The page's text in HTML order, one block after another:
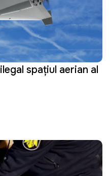
spațiul aerian al